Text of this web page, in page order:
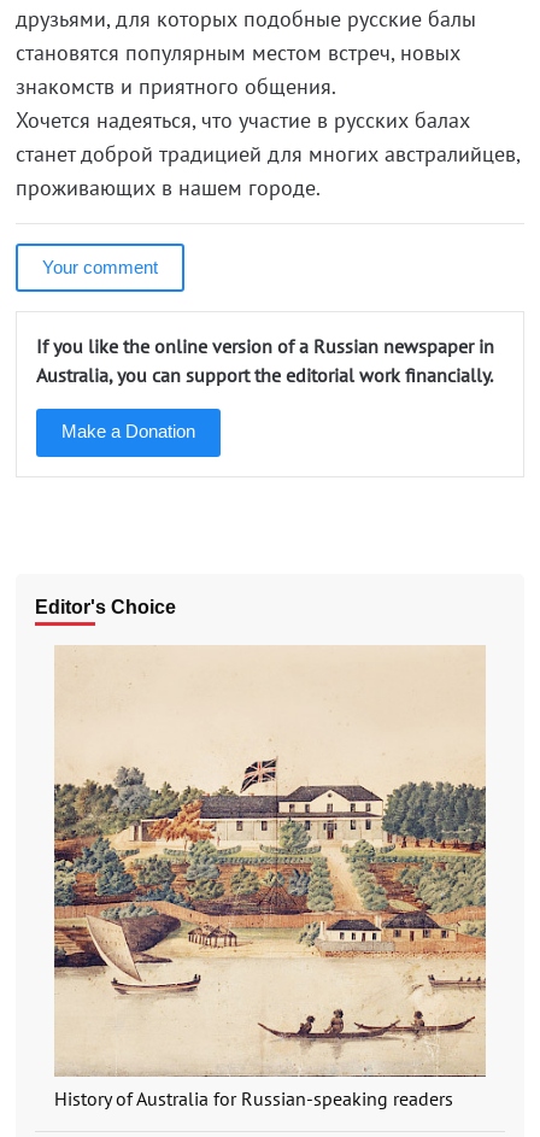
друзьями, для которых подобные русские балы
становятся популярным местом встреч, новых
знакомств и приятного общения.
Хочется надеяться, что участие в русских балах
станет доброй традицией для многих австралийцев,
проживающих в нашем городе.
Your comment
If you like the online version of a Russian newspaper in
Australia, you can support the editorial work financially.
Make a Donation
Editor's Choice
History of Australia for Russian-speaking readers